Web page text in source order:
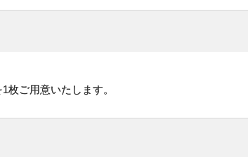
枚ご用意いたします。